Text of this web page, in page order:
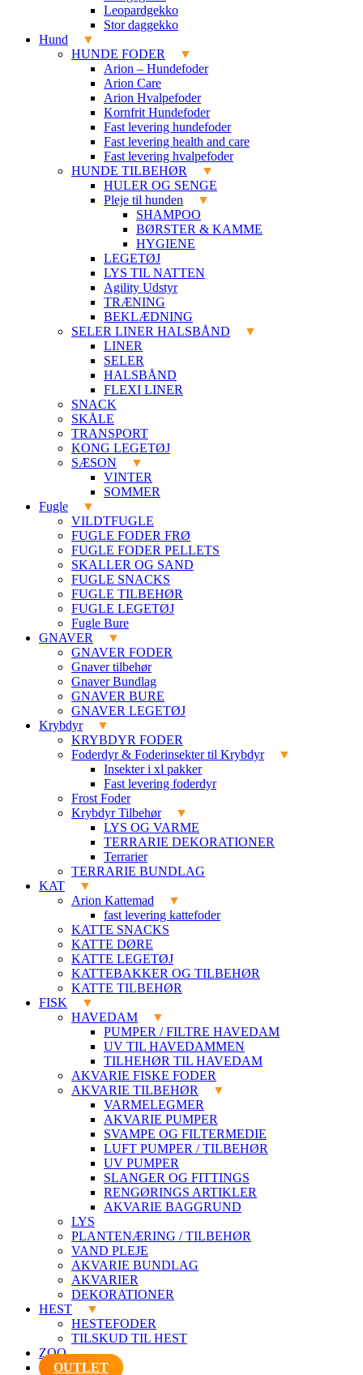
Leopardgekko
Stor daggekko
Hund
HUNDE FODER
Arion – Hundefoder
Arion Care
Arion Hvalpefoder
Kornfrit Hundefoder
Fast levering hundefoder
Fast levering health and care
Fast levering hvalpefoder
HUNDE TILBEHØR
HULER OG SENGE
Pleje til hunden
SHAMPOO
BØRSTER & KAMME
HYGIENE
LEGETØJ
LYS TIL NATTEN
Agility Udstyr
TRÆNING
BEKLÆDNING
SELER LINER HALSBÅND
LINER
SELER
HALSBÅND
FLEXI LINER
SNACK
SKÅLE
TRANSPORT
KONG LEGETØJ
SÆSON
VINTER
SOMMER
Fugle
VILDTFUGLE
FUGLE FODER FRØ
FUGLE FODER PELLETS
SKALLER OG SAND
FUGLE SNACKS
FUGLE TILBEHØR
FUGLE LEGETØJ
Fugle Bure
GNAVER
GNAVER FODER
Gnaver tilbehør
Gnaver Bundlag
GNAVER BURE
GNAVER LEGETØJ
Krybdyr
KRYBDYR FODER
Foderdyr & Foderinsekter til Krybdyr
Insekter i xl pakker
Fast levering foderdyr
Frost Foder
Krybdyr Tilbehør
LYS OG VARME
TERRARIE DEKORATIONER
Terrarier
TERRARIE BUNDLAG
KAT
Arion Kattemad
fast levering kattefoder
KATTE SNACKS
KATTE DØRE
KATTE LEGETØJ
KATTEBAKKER OG TILBEHØR
KATTE TILBEHØR
FISK
HAVEDAM
PUMPER / FILTRE HAVEDAM
UV TIL HAVEDAMMEN
TILHEHØR TIL HAVEDAM
AKVARIE FISKE FODER
AKVARIE TILBEHØR
VARMELEGMER
AKVARIE PUMPER
SVAMPE OG FILTERMEDIE
LUFT PUMPER / TILBEHØR
UV PUMPER
SLANGER OG FITTINGS
RENGØRINGS ARTIKLER
AKVARIE BAGGRUND
LYS
PLANTENÆRING / TILBEHØR
VAND PLEJE
AKVARIE BUNDLAG
AKVARIER
DEKORATIONER
HEST
HESTEFODER
TILSKUD TIL HEST
ZOO
OUTLET